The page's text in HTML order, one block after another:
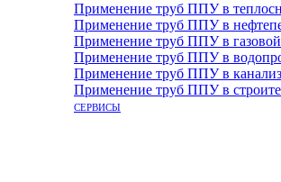
Применение труб ППУ в
Применение труб ППУ в
Применение труб ППУ в газовой
Применение труб ППУ в
Применение труб ППУ в
Применение труб ППУ в
СЕРВИСЫ